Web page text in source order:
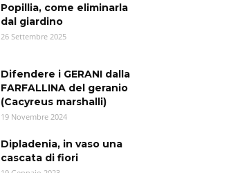
Popillia, come eliminarla
dal giardino
26 Settembre 2025
Difendere i GERANI dalla
FARFALLINA del geranio
(Cacyreus marshalli)
19 Novembre 2024
Dipladenia, in vaso una
cascata di fiori